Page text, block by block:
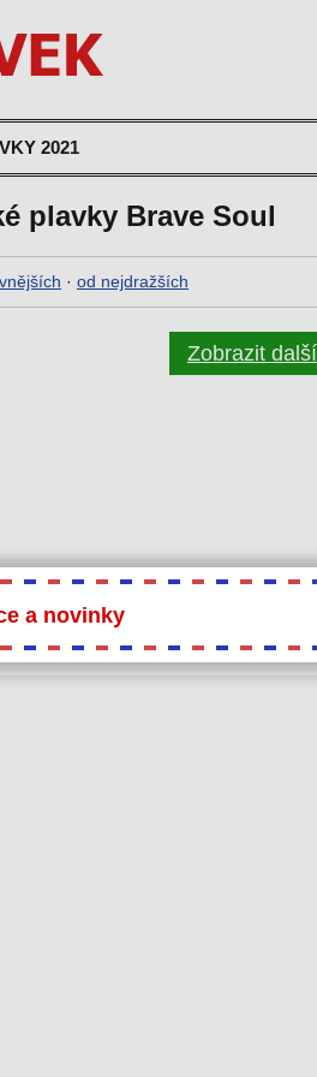
2021
plavky Brave Soul
· od nejdražších
Zobrazit další
a novinky